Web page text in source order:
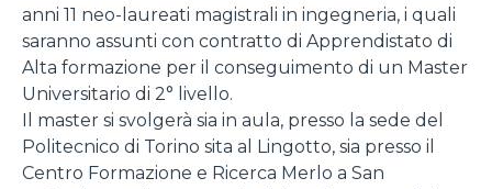
anni 11 neo-laureati magistrali in ingegneria, i quali
saranno assunti con contratto di Apprendistato di
Alta formazione per il conseguimento di un Master
Universitario di 2° livello.
Il master si svolgerà sia in aula, presso la sede del
Politecnico di Torino sita al Lingotto, sia presso il
Centro Formazione e Ricerca Merlo a San